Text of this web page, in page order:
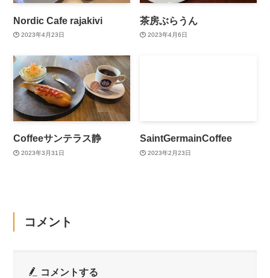
Nordic Cafe rajakivi
2023年4月23日
茶房ぶらうん
2023年4月6日
Coffeeサンテラス静
2023年3月31日
SaintGermainCoffee
2023年2月23日
コメント
コメントする